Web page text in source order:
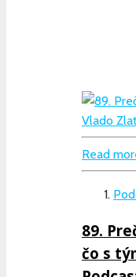
Read
89.
čo s